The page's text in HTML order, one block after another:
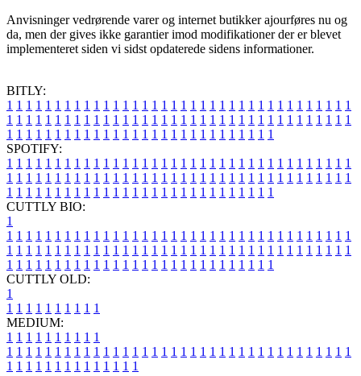
Anvisninger vedrørende varer og internet butikker ajourføres nu og
da, men der gives ikke garantier imod modifikationer der er blevet
implementeret siden vi sidst opdaterede sidens informationer.
BITLY:
1 1 1 1 1 1 1 1 1 1 1 1 1 1 1 1 1 1 1 1 1 1 1 1 1 1 1 1 1 1 1 1 1 1 1 1
1 1 1 1 1 1 1 1 1 1 1 1 1 1 1 1 1 1 1 1 1 1 1 1 1 1 1 1 1 1 1 1 1 1 1 1
1 1 1 1 1 1 1 1 1 1 1 1 1 1 1 1 1 1 1 1 1 1 1 1 1 1 1 1
SPOTIFY:
1 1 1 1 1 1 1 1 1 1 1 1 1 1 1 1 1 1 1 1 1 1 1 1 1 1 1 1 1 1 1 1 1 1 1 1
1 1 1 1 1 1 1 1 1 1 1 1 1 1 1 1 1 1 1 1 1 1 1 1 1 1 1 1 1 1 1 1 1 1 1 1
1 1 1 1 1 1 1 1 1 1 1 1 1 1 1 1 1 1 1 1 1 1 1 1 1 1 1 1
CUTTLY BIO:
1
1 1 1 1 1 1 1 1 1 1 1 1 1 1 1 1 1 1 1 1 1 1 1 1 1 1 1 1 1 1 1 1 1 1 1 1
1 1 1 1 1 1 1 1 1 1 1 1 1 1 1 1 1 1 1 1 1 1 1 1 1 1 1 1 1 1 1 1 1 1 1 1
1 1 1 1 1 1 1 1 1 1 1 1 1 1 1 1 1 1 1 1 1 1 1 1 1 1 1 1
CUTTLY OLD:
1
1 1 1 1 1 1 1 1 1 1
MEDIUM:
1 1 1 1 1 1 1 1 1 1
1 1 1 1 1 1 1 1 1 1 1 1 1 1 1 1 1 1 1 1 1 1 1 1 1 1 1 1 1 1 1 1 1 1 1 1
1 1 1 1 1 1 1 1 1 1 1 1 1 1